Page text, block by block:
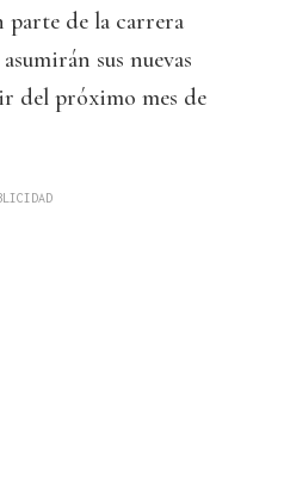
de la carrera
sus nuevas
del próximo mes de